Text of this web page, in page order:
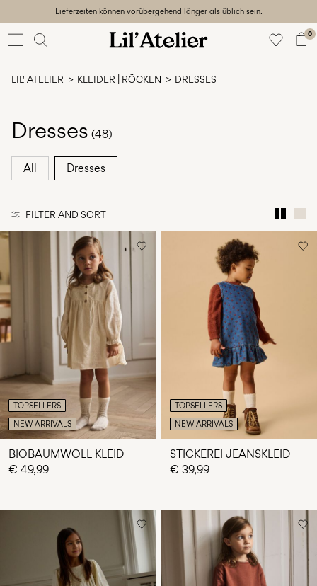
Lieferzeiten können vorübergehend länger als üblich sein.
0
Baby
Unisex
56-
questions?
About
Us
Österreich
/
Deutsch
LIL' ATELIER KLEIDER | RÖCKEN DRESSES
Dresses (48)
All Dresses
FILTER AND SORT
TOPSELLERS
NEW ARRIVALS
BIOBAUMWOLL KLEID
€ 49,99
TOPSELLERS
NEW ARRIVALS
STICKEREI JEANSKLEID
€ 39,99